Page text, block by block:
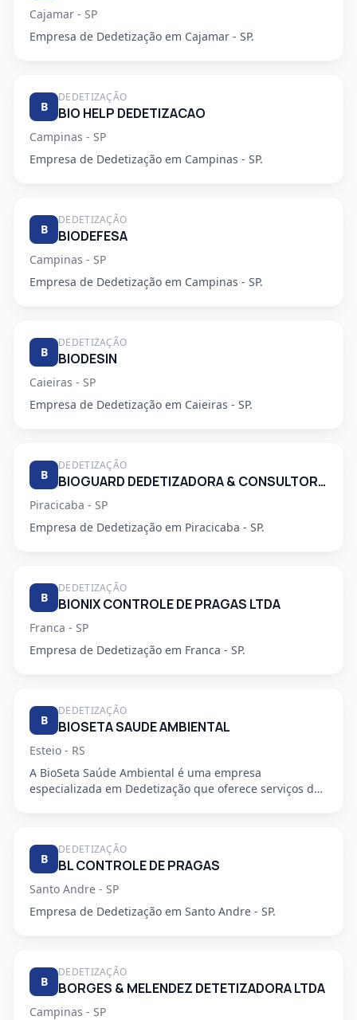
Cajamar - SP
Empresa de Dedetização em Cajamar - SP.
B
DEDETIZAÇÃO
BIO HELP DEDETIZACAO
Campinas - SP
Empresa de Dedetização em Campinas - SP.
B
DEDETIZAÇÃO
BIODEFESA
Campinas - SP
Empresa de Dedetização em Campinas - SP.
B
DEDETIZAÇÃO
BIODESIN
Caieiras - SP
Empresa de Dedetização em Caieiras - SP.
B
DEDETIZAÇÃO
BIOGUARD DEDETIZADORA & CONSULTORIA LTDA
Piracicaba - SP
Empresa de Dedetização em Piracicaba - SP.
B
DEDETIZAÇÃO
BIONIX CONTROLE DE PRAGAS LTDA
Franca - SP
Empresa de Dedetização em Franca - SP.
B
DEDETIZAÇÃO
BIOSETA SAUDE AMBIENTAL
Esteio - RS
A BioSeta Saúde Ambiental é uma empresa
especializada em Dedetização que oferece serviços de
B
DEDETIZAÇÃO
BL CONTROLE DE PRAGAS
Santo Andre - SP
Empresa de Dedetização em Santo Andre - SP.
B
DEDETIZAÇÃO
BORGES & MELENDEZ DETETIZADORA LTDA
Campinas - SP